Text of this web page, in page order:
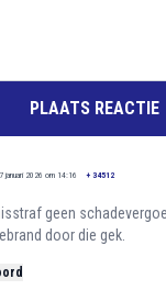
PLAATS REACTIE
januari 2026 om 14:16 + 34512
geen
door die gek.